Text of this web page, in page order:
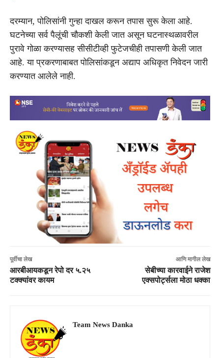
दरम्यान, पोलिसांनी गुन्हा दाखल करून तपास सुरू केला आहे.
घटनेच्या सर्व पैलूंची चौकशी केली जात असून घटनास्थळावरील
पुरावे गोळा करण्यासह सीसीटीव्ही फुटेजचीही तपासणी केली जात
आहे. या प्रकरणाबाबत पोलिसांकडून अद्याप अधिकृत निवेदन जारी
करण्यात आलेले नाही.
पूर्वीचा लेख
आरबीआयकडून रेपो दर ५.२५
टक्क्यांवर कायम
आणि मागील लेख
सेबीच्या कारवाईने राजेश
एक्सपोर्ट्सला मोठा धक्का
Team News Danka